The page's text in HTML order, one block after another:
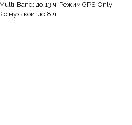
Band: до 13 ч; Режим GPS-Only
с музыкой: до 8 ч